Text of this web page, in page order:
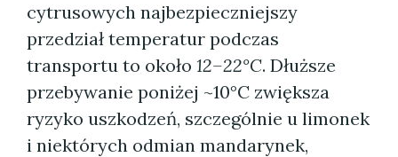
cytrusowych najbezpieczniejszy
przedział temperatur podczas
transportu to około 12–22°C. Dłuższe
przebywanie poniżej ~10°C zwiększa
ryzyko uszkodzeń, szczególnie u limonek
i niektórych odmian mandarynek,